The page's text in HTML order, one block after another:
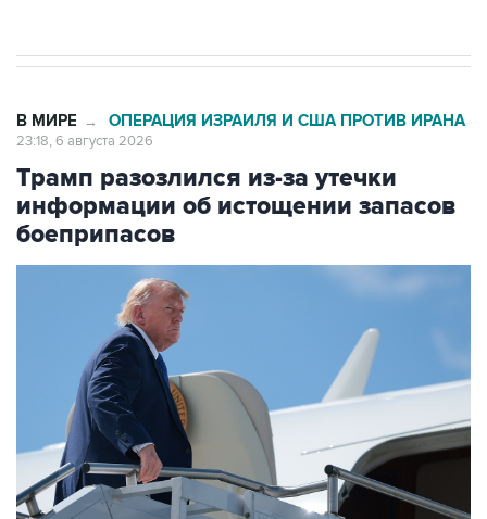
В МИРЕ → ОПЕРАЦИЯ ИЗРАИЛЯ И США ПРОТИВ ИРАНА
23:18, 6 августа 2026
Трамп разозлился из-за утечки
информации об истощении запасов
боеприпасов